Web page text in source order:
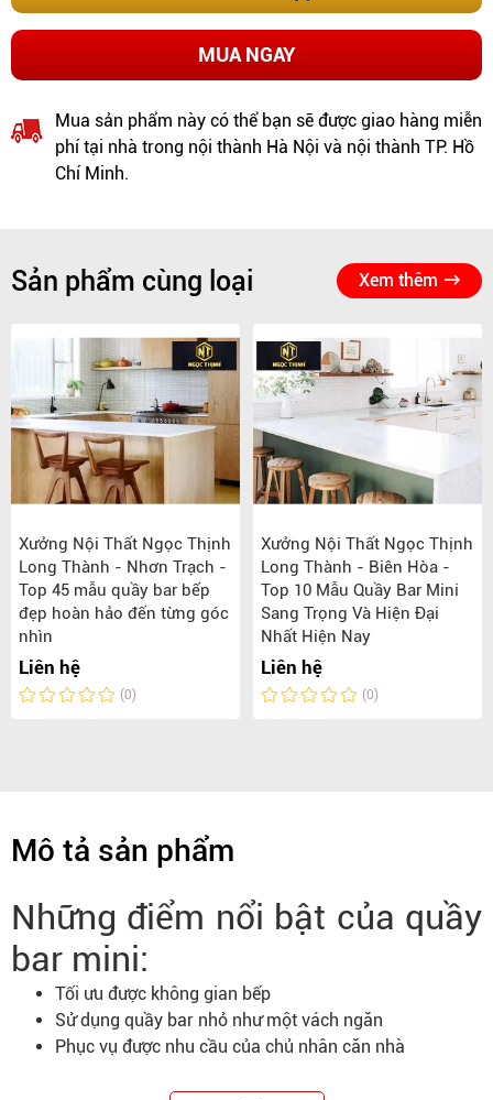
MUA NGAY
Mua sản phẩm này có thể bạn sẽ được giao hàng miễn
phí tại nhà trong nội thành Hà Nội và nội thành TP. Hồ
Chí Minh.
Sản phẩm cùng loại Xem thêm
Xưởng Nội Thất Ngọc Thịnh
Long Thành - Nhơn Trạch -
Top 45 mẫu quầy bar bếp
đẹp hoàn hảo đến từng góc
nhìn
Liên hệ
(0)
Xưởng Nội Thất Ngọc Thịnh
Long Thành - Biên Hòa -
Top 10 Mẫu Quầy Bar Mini
Sang Trọng Và Hiện Đại
Nhất Hiện Nay
Liên hệ
(0)
Mô tả sản phẩm
Những điểm nổi bật của quầy
bar mini:
Tối ưu được không gian bếp
Sử dụng quầy bar nhỏ như một vách ngăn
Phục vụ được nhu cầu của chủ nhân căn nhà